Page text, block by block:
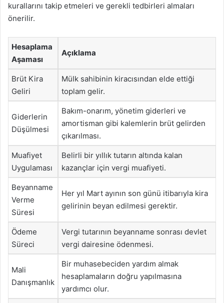
kurallarını takip etmeleri ve gerekli tedbirleri almaları
önerilir.
Hesaplama
Aşaması
Açıklama
Brüt Kira
Geliri
Mülk sahibinin kiracısından elde ettiği
toplam gelir.
Giderlerin
Düşülmesi
Bakım-onarım, yönetim giderleri ve
amortisman gibi kalemlerin brüt gelirden
çıkarılması.
Muafiyet
Uygulaması
Belirli bir yıllık tutarın altında kalan
kazançlar için vergi muafiyeti.
Beyanname
Verme
Süresi
Her yıl Mart ayının son günü itibarıyla kira
gelirinin beyan edilmesi gerektir.
Ödeme
Süreci
Vergi tutarının beyanname sonrası devlet
vergi dairesine ödenmesi.
Mali
Danışmanlık
Bir muhasebeciden yardım almak
hesaplamaların doğru yapılmasına
yardımcı olur.